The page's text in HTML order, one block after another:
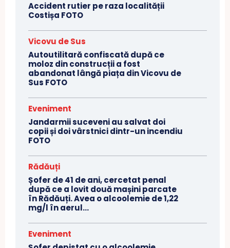
Accident rutier pe raza localității
Costișa FOTO
Vicovu de Sus
Autoutilitară confiscată după ce
moloz din construcții a fost
abandonat lângă piața din Vicovu de
Sus FOTO
Eveniment
Jandarmii suceveni au salvat doi
copii și doi vârstnici dintr-un incendiu
FOTO
Rădăuți
Șofer de 41 de ani, cercetat penal
după ce a lovit două mașini parcate
în Rădăuți. Avea o alcoolemie de 1,22
mg/l în aerul...
Eveniment